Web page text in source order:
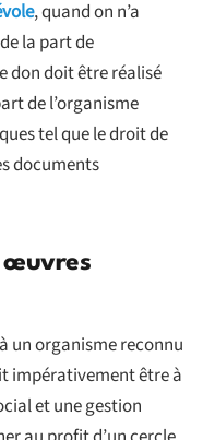
, quand on n’a
la part de
don doit être réalisé
de l’organisme
tel que le droit de
documents
œuvres
un organisme reconnu
impérativement être à
et une gestion